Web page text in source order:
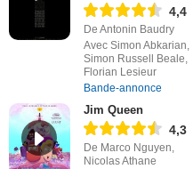
4,4
De Antonin Baudry
Avec Simon Abkarian,
Simon Russell Beale,
Florian Lesieur
Bande-annonce
Jim Queen
4,3
De Marco Nguyen,
Nicolas Athane